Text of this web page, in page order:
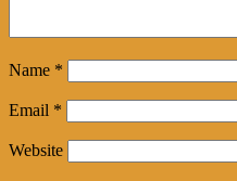
Name *
Email *
Website